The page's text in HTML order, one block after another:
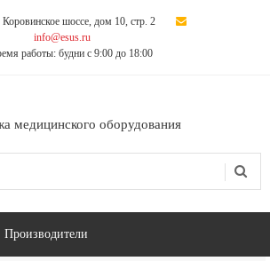
шоссе, дом 10, стр. 2
info@esus.ru
работы: будни с 9:00 до 18:00
медицинского оборудования
Производители